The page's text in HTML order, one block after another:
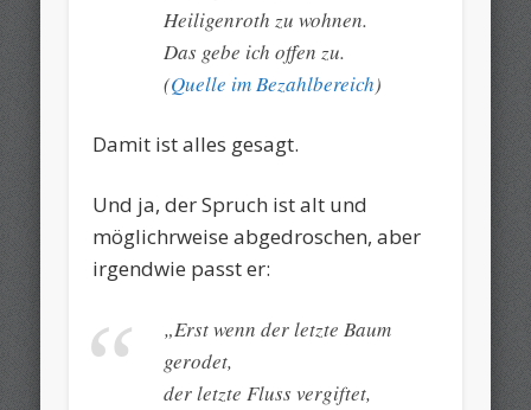
Heiligenroth zu wohnen.
Das gebe ich offen zu.
(Quelle im Bezahlbereich)
Damit ist alles gesagt.
Und ja, der Spruch ist alt und
möglichrweise abgedroschen, aber
irgendwie passt er:
„Erst wenn der letzte Baum
gerodet,
der letzte Fluss vergiftet,